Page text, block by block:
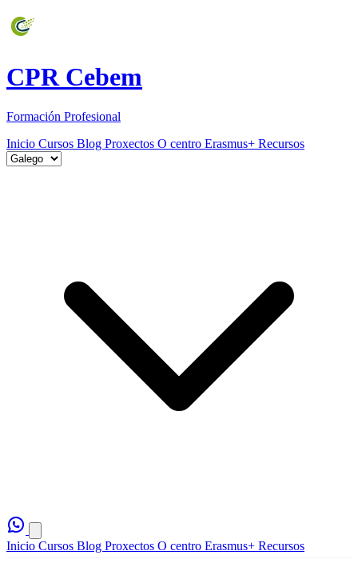
CPR Cebem
Formación Profesional
Inicio Cursos Blog Proxectos O centro Erasmus+ Recursos
Inicio Cursos Blog Proxectos O centro Erasmus+ Recursos